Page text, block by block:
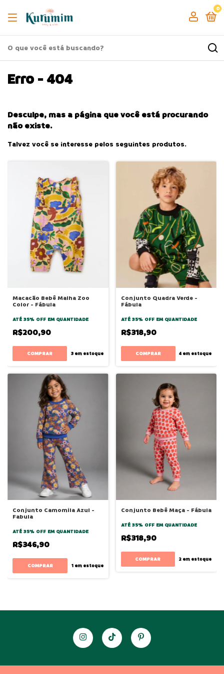
0
Erro - 404
Desculpe, mas a página que você está procurando
não existe.
Talvez você se interesse pelos seguintes produtos.
Macacão Bebê Malha Zoo
Color - Fábula
ATÉ 35% OFF EM QUANTIDADE
R$200,90
COMPRAR 3em estoque
Conjunto Quadra Verde -
Fábula
ATÉ 35% OFF EM QUANTIDADE
R$318,90
COMPRAR 4 em estoque
Conjunto Camomila Azul -
Fabula
ATÉ 35% OFF EM QUANTIDADE
R$346,90
COMPRAR 1em estoque
Conjunto Bebê Maça - Fábula
ATÉ 35% OFF EM QUANTIDADE
R$318,90
COMPRAR 2 em estoque